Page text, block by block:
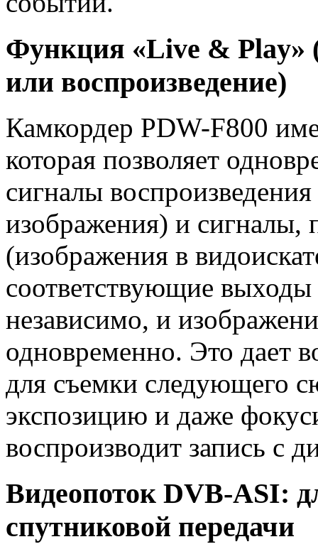
Функция «Live & Play»
или воспроизведение)
Камкордер PDW-F800
которая позволяет
сигналы
изображения) и
(изображения в
соответствующие выходы
независимо, и
одновременно. Это дает
для съемки следующего
экспозицию и даже
воспроизводит запись с
Видеопоток DVB-ASI:
спутниковой передачи